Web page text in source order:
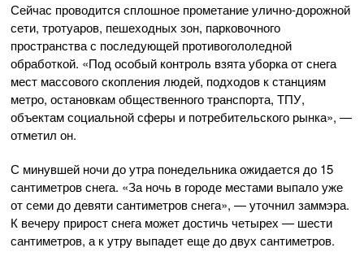
Сейчас проводится сплошное прометаниеулично-дорожной
сети, тротуаров, пешеходных зон, парковочного
пространства с последующей противогололедной
обработкой. «Под особый контроль взята уборка от снега
мест массового скопления людей, подходов к станциям
метро, остановкам общественного транспорта, ТПУ,
объектам социальной сферы и потребительского рынка», —
отметил он.
С минувшей ночи до утра понедельника ожидается до 15
сантиметров снега. «За ночь в городе местами выпало уже
от семи до девяти сантиметров снега», — уточнил заммэра.
К вечеру прирост снега может достичь четырех — шести
сантиметров, а к утру выпадет еще до двух сантиметров.